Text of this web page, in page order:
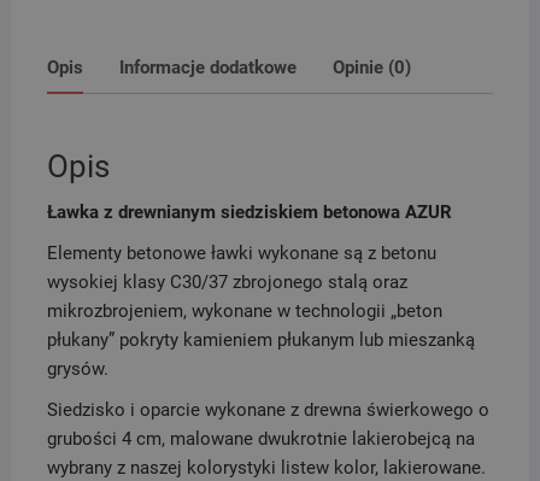
Opis Informacje dodatkowe Opinie (0)
Opis
Ławka z drewnianym siedziskiem betonowa AZUR
Elementy betonowe ławki wykonane są z betonu
wysokiej klasy C30/37 zbrojonego stalą oraz
mikrozbrojeniem, wykonane w technologii „beton
płukany” pokryty kamieniem płukanym lub mieszanką
grysów.
Siedzisko i oparcie wykonane z drewna świerkowego o
grubości 4 cm, malowane dwukrotnie lakierobejcą na
wybrany z naszej kolorystyki listew kolor, lakierowane.